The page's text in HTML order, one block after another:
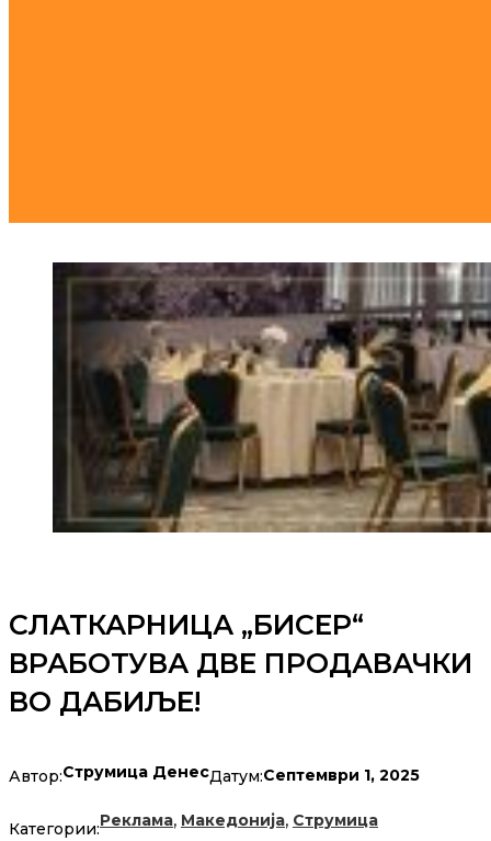
СЛАТКАРНИЦА „БИСЕР“
ВРАБОТУВА ДВЕ ПРОДАВАЧКИ
ВО ДАБИЉЕ!
Автор:Струмица ДенесДатум:Септември 1, 2025
Категории:Реклама, Македонија, Струмица